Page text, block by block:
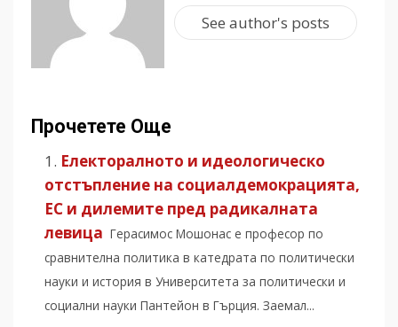
See author's posts
Прочетете Още
Електоралното и идеологическо
отстъпление на социалдемокрацията,
ЕС и дилемите пред радикалната
левица Герасимос Мошонас е професор по
сравнителна политика в катедрата по политически
науки и история в Университета за политически и
социални науки Пантейон в Гърция. Заемал...